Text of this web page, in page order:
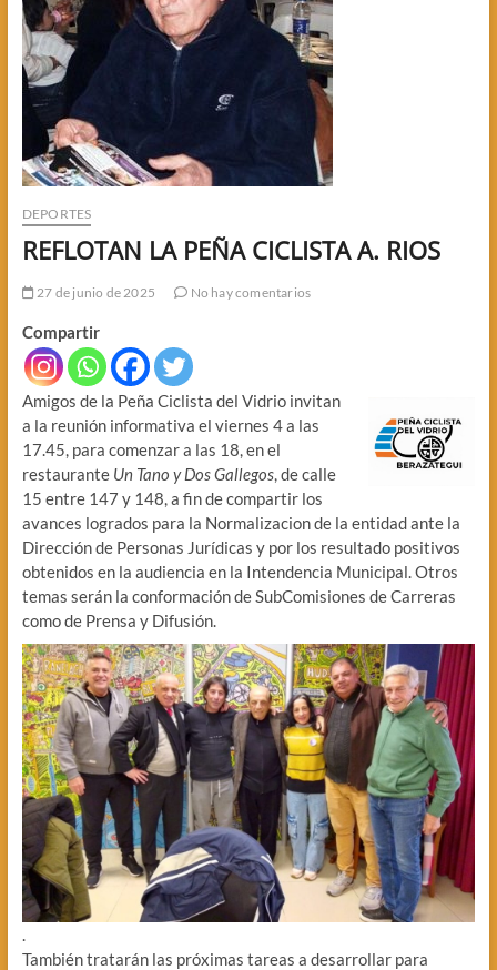
DEPORTES
REFLOTAN LA PEÑA CICLISTA A. RIOS
27 de junio de 2025 No hay comentarios
Compartir
Amigos de la Peña Ciclista del Vidrio invitan
a la reunión informativa el viernes 4 a las
17.45, para comenzar a las 18, en el
restaurante Un Tano y Dos Gallegos, de calle
15 entre 147 y 148, a fin de compartir los
avances logrados para la Normalizacion de la entidad ante la
Dirección de Personas Jurídicas y por los resultado positivos
obtenidos en la audiencia en la Intendencia Municipal. Otros
temas serán la conformación de SubComisiones de Carreras
como de Prensa y Difusión.
También tratarán las próximas tareas a desarrollar para